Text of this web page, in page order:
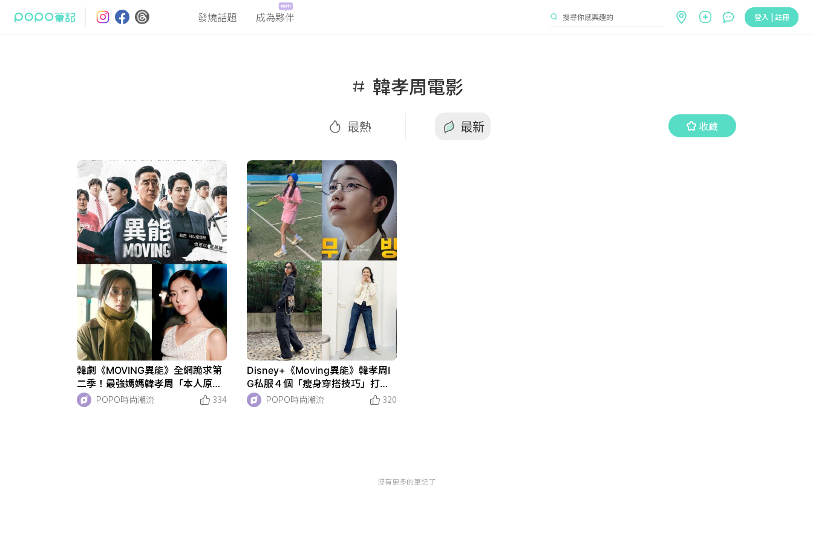
發燒話題 成為夥伴 登入 | 註冊
韓孝周電影
最熱 最新 收藏
最熱 收藏
韓劇《MOVING異能》全網跪求第
二季！最強媽媽韓孝周「本人原來
這麼美」逆齡瘦身秘訣曝！
POPO時尚潮流 334
Disney+《Moving異能》韓孝周I
G私服４個「瘦身穿搭技巧」打造4
5公斤仙女體態！快偷偷學起來！
POPO時尚潮流 320
沒有更多的筆記了